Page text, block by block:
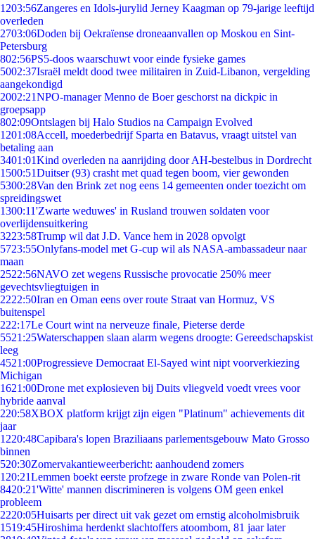
1203:56Zangeres en Idols-jurylid Jerney Kaagman op 79-jarige leeftijd
overleden
2703:06Doden bij Oekraïense droneaanvallen op Moskou en Sint-
Petersburg
802:56PS5-doos waarschuwt voor einde fysieke games
5002:37Israël meldt dood twee militairen in Zuid-Libanon, vergelding
aangekondigd
2002:21NPO-manager Menno de Boer geschorst na dickpic in
groepsapp
802:09Ontslagen bij Halo Studios na Campaign Evolved
1201:08Accell, moederbedrijf Sparta en Batavus, vraagt uitstel van
betaling aan
3401:01Kind overleden na aanrijding door AH-bestelbus in Dordrecht
1500:51Duitser (93) crasht met quad tegen boom, vier gewonden
5300:28Van den Brink zet nog eens 14 gemeenten onder toezicht om
spreidingswet
1300:11'Zwarte weduwes' in Rusland trouwen soldaten voor
overlijdensuitkering
3223:58Trump wil dat J.D. Vance hem in 2028 opvolgt
5723:55Onlyfans-model met G-cup wil als NASA-ambassadeur naar
maan
2522:56NAVO zet wegens Russische provocatie 250% meer
gevechtsvliegtuigen in
2222:50Iran en Oman eens over route Straat van Hormuz, VS
buitenspel
222:17Le Court wint na nerveuze finale, Pieterse derde
5521:25Waterschappen slaan alarm wegens droogte: Gereedschapskist
leeg
4521:00Progressieve Democraat El-Sayed wint nipt voorverkiezing
Michigan
1621:00Drone met explosieven bij Duits vliegveld voedt vrees voor
hybride aanval
220:58XBOX platform krijgt zijn eigen "Platinum" achievements dit
jaar
1220:48Capibara's lopen Braziliaans parlementsgebouw Mato Grosso
binnen
520:30Zomervakantieweerbericht: aanhoudend zomers
1 20:21Lemmen boekt eerste profzege in zware Ronde van Polen-rit
8420:21'Witte' mannen discrimineren is volgens OM geen enkel
probleem
2220:05Huisarts per direct uit vak gezet om ernstig alcoholmisbruik
1519:45Hiroshima herdenkt slachtoffers atoombom, 81 jaar later